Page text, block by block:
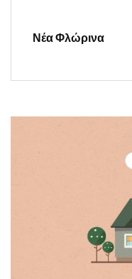
Νέα Φλώρινα